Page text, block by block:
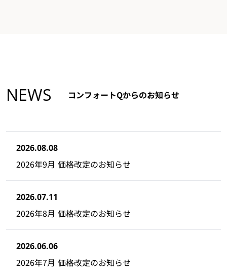
NEWS コンフォートQからのお知らせ
2026.08.08
2026年9月 価格改定のお知らせ
2026.07.11
2026年8月 価格改定のお知らせ
2026.06.06
2026年7月 価格改定のお知らせ